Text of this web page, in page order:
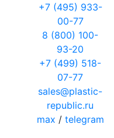
+7 (495) 933-
00-77
8 (800) 100-
93-20
+7 (499) 518-
07-77
sales@plastic-
republic.ru
max / telegram